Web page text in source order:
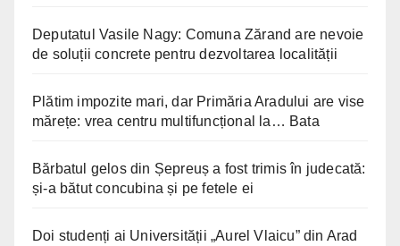
Deputatul Vasile Nagy: Comuna Zărand are nevoie
de soluții concrete pentru dezvoltarea localității
Plătim impozite mari, dar Primăria Aradului are vise
mărețe: vrea centru multifuncțional la… Bata
Bărbatul gelos din Șepreuș a fost trimis în judecată:
și-a bătut concubina și pe fetele ei
Doi studenți ai Universității „Aurel Vlaicu” din Arad